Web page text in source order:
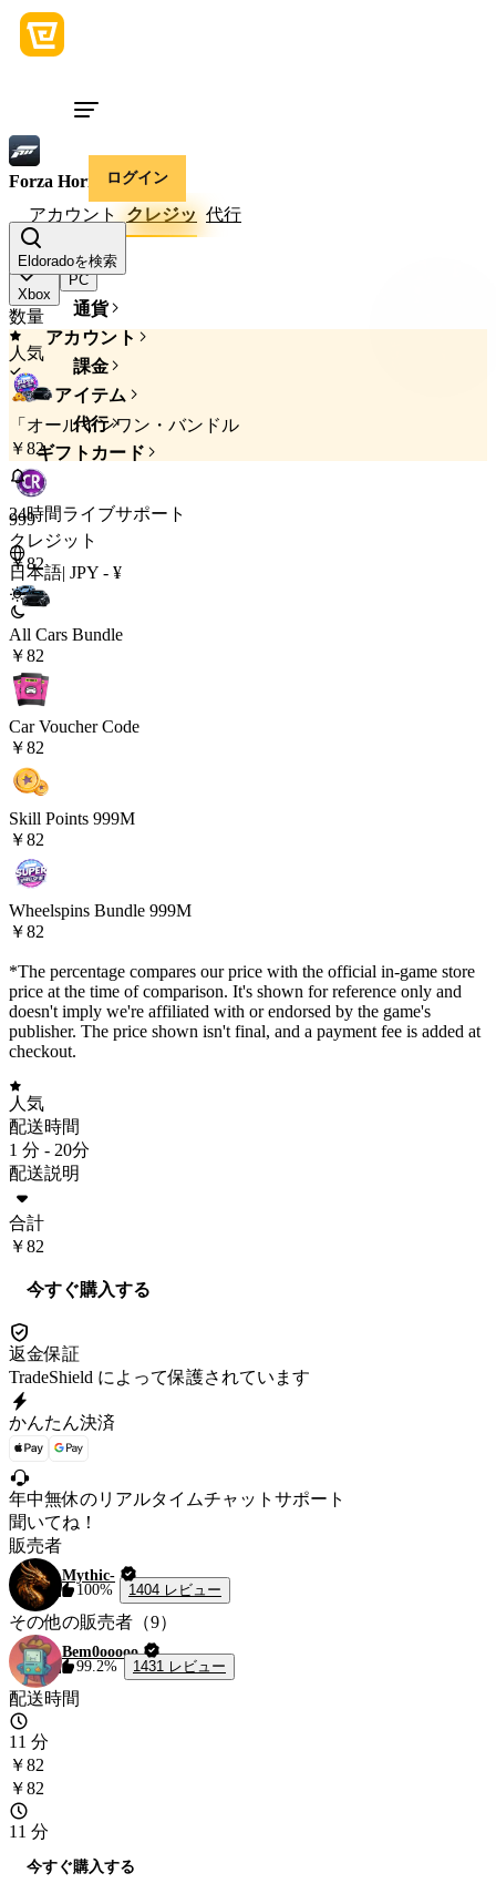
ログイン
Eldoradoを検索
通貨
アカウント
課金
アイテム
代行
ギフトカード
24時間ライブサポート
日本語| JPY - ¥
Forza Horizon 6
アカウント
クレジッ 代行
ゲームdevice
Xbox
PC
数量
人気
「オールインワン・バンドル
￥82
999
クレジット
￥82
All Cars Bundle
￥82
Car Voucher Code
￥82
Skill Points 999M
￥82
Wheelspins Bundle 999M
￥82
*The percentage compares our price with the official in-game store
price at the time of comparison. It's shown for reference only and
doesn't imply we're affiliated with or endorsed by the game's
publisher. The price shown isn't final, and a payment fee is added at
checkout.
人気
配送時間
1 分 - 20分
配送説明
合計
￥82
今すぐ購入する
返金保証
TradeShield によって保護されています
かんたん決済
年中無休のリアルタイムチャットサポート
聞いてね！
販売者
Mythic-
100%
1404 レビュー
その他の販売者（9）
Bem0ooooo
99.2%
1431 レビュー
配送時間
11 分
￥82
￥82
11 分
今すぐ購入する